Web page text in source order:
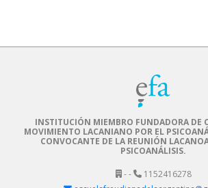
INSTITUCIÓN MIEMBRO FUNDADORA DE
MOVIMIENTO LACANIANO POR EL
CONVOCANTE DE LA REUNIÓN
PSICOANÁLISIS.
- -
1152416278